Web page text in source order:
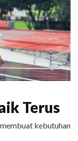
Terus
kebutuhan